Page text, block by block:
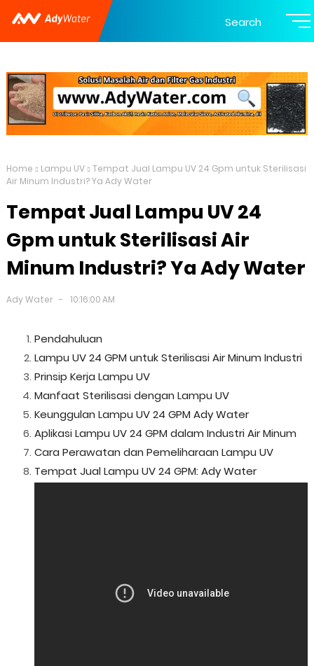
Search
Home Lampu UV
Tempat Jual Lampu UV 24 Gpm untuk Sterilisasi
Air Minum Industri? Ya Ady Water
Tempat Jual Lampu UV 24
Gpm untuk Sterilisasi Air
Minum Industri? Ya Ady Water
Ady Water 10:16:00 AM
Pendahuluan
Lampu UV 24 GPM untuk Sterilisasi Air Minum Industri
Prinsip Kerja Lampu UV
Manfaat Sterilisasi dengan Lampu UV
Keunggulan Lampu UV 24 GPM Ady Water
Aplikasi Lampu UV 24 GPM dalam Industri Air Minum
Cara Perawatan dan Pemeliharaan Lampu UV
Tempat Jual Lampu UV 24 GPM: Ady Water